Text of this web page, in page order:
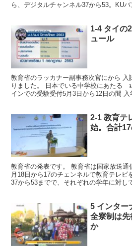
ら、デジタルチャンネル37から53。KU
1-4 タイの
ュール
教育省のラッカナー副事務次官にから 入
りました。 日本でいる中学校にあたる
インでの受験受付5月3日から12日の間
2-1 教育テ
始。合計
教育省の発表です。 教育省は国家放送
月18日から17のチェンネルで教育テレビ
37から53までで、それぞれの学年に対し
5 インター
全寮制は先
か